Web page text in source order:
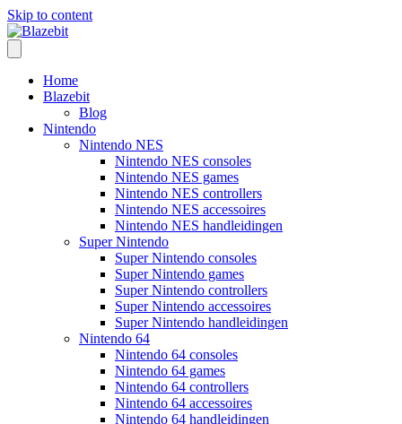
Skip to content
Home
Blazebit
Blog
Nintendo
Nintendo NES
Nintendo NES consoles
Nintendo NES games
Nintendo NES controllers
Nintendo NES accessoires
Nintendo NES handleidingen
Super Nintendo
Super Nintendo consoles
Super Nintendo games
Super Nintendo controllers
Super Nintendo accessoires
Super Nintendo handleidingen
Nintendo 64
Nintendo 64 consoles
Nintendo 64 games
Nintendo 64 controllers
Nintendo 64 accessoires
Nintendo 64 handleidingen